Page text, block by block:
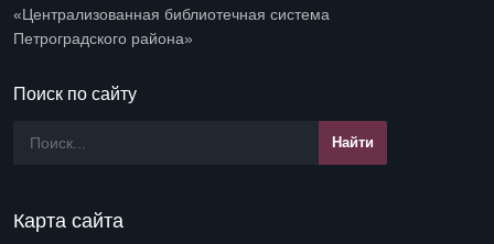
«Централизованная библиотечная система
Петроградского района»
Поиск по сайту
Карта сайта